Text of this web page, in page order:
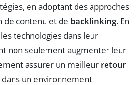
en adoptant des approches
de contenu et de backlinking. En
technologies dans leur
non seulement augmenter leur
assurer un meilleur retour
dans un environnement